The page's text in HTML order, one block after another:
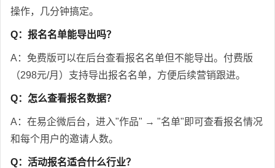
操作，几分钟搞定。
Q：报名名单能导出吗？
A：免费版可以在后台查看报名名单但不能导出。付费版
（298元/月）支持导出报名名单，方便后续营销跟进。
Q：怎么查看报名数据？
A：在易企微后台，进入"作品" → "名单"即可查看报名情况
和每个用户的邀请人数。
Q：活动报名适合什么行业？